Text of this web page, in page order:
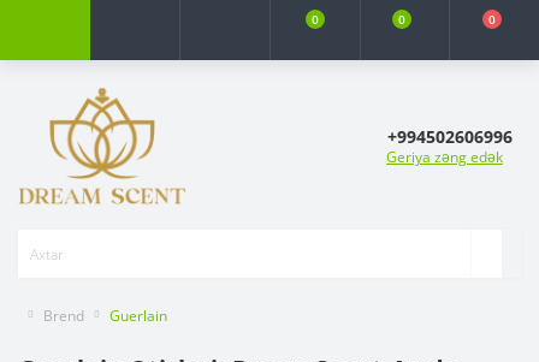
0 0 0
+994502606996
Geriya zəng edək
Brend Guerlain